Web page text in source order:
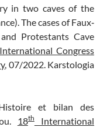
in two caves of the
The cases of Faux‐
Protestants Cave
International Congress
, 07/2022. Karstologia
et bilan des
18thInternational